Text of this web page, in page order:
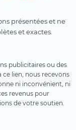
présentées et ne
et exactes.
publicitaires ou des
ce lien, nous recevons
ni inconvénient, ni
revenus pour
de votre soutien.